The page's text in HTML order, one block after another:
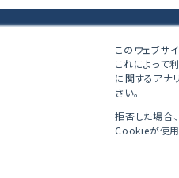
このウェブサ
これによって
に関するアナ
さい。
拒否した場合
Cookieが使用
株式会社ブロードバンドセキュ
〒160-0023 東京都新宿区西新宿
© BroadBand Security, Inc.